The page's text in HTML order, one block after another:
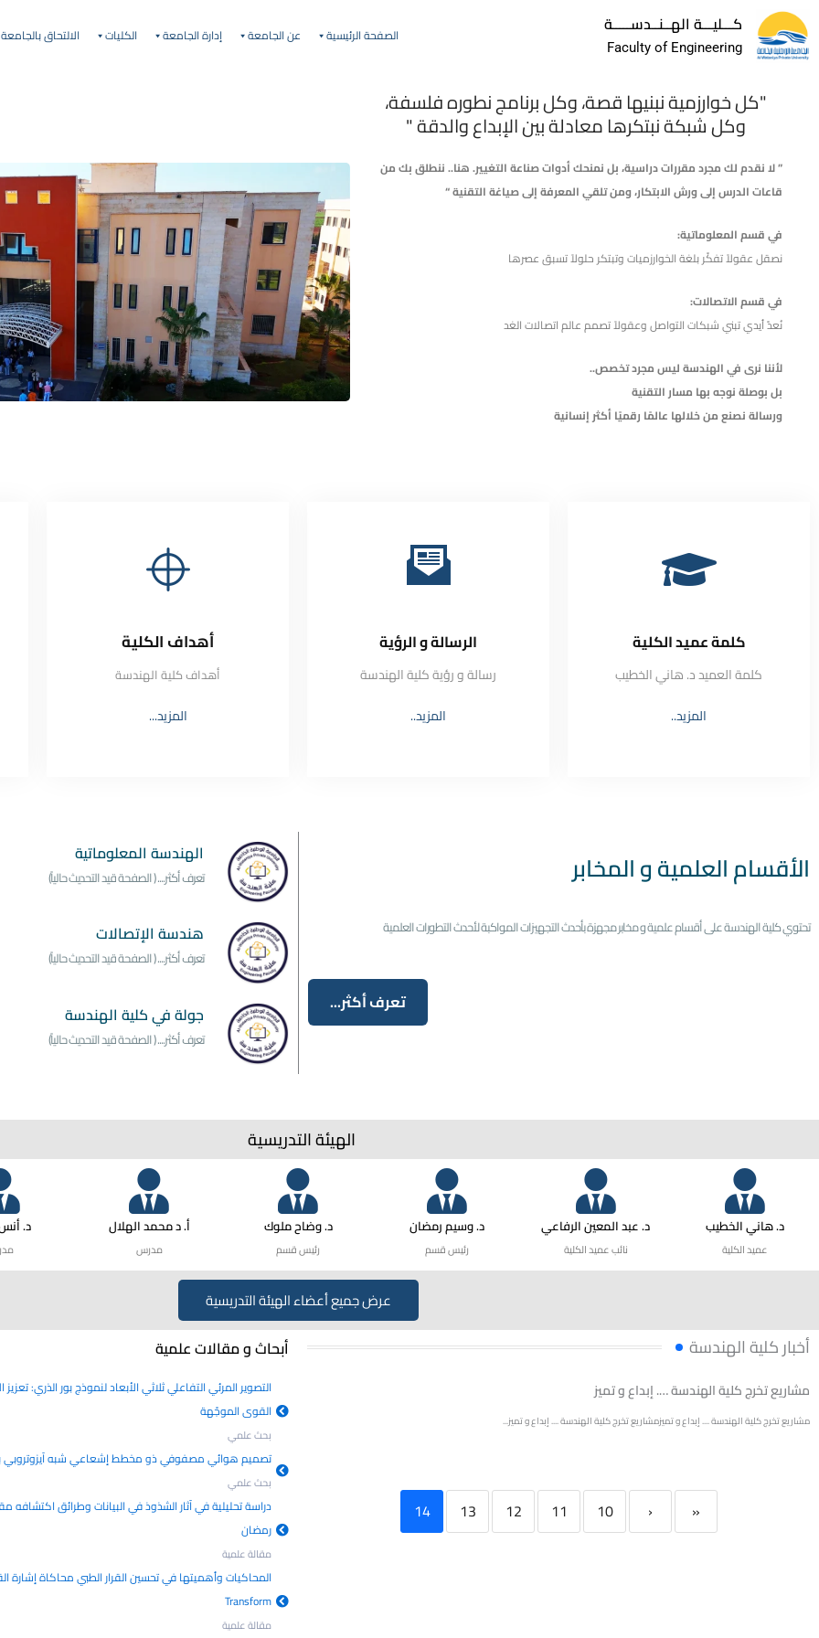
كـــليـــة الهــنــدســـــة
Faculty of Engineering
الصفحة الرئيسية عن الجامعة إدارة الجامعة الكليات الالتحاق بالجامعة
"كل خوارزمية نبنيها قصة، وكل برنامج نطوره فلسفة،
وكل شبكة نبتكرها معادلة بين الإبداع والدقة "
” لا نقدم لك مجرد مقررات دراسية، بل نمنحك أدوات صناعة التغيير. هنا.. ننطلق بك من
قاعات الدرس إلى ورش الابتكار، ومن تلقي المعرفة إلى صياغة التقنية “
في قسم المعلوماتية:
نصقل عقولاً تفكّر بلغة الخوارزميات وتبتكر حلولاً تسبق عصرها
في قسم الاتصالات:
نُعدّ أيدي تبني شبكات التواصل وعقولاً تصمم عالم اتصالات الغد
لأننا نرى في الهندسة ليس مجرد تخصص..
بل بوصلة نوجه بها مسار التقنية
ورسالة نصنع من خلالها عالمًا رقميًا أكثر إنسانية
كلمة عميد الكلية
كلمة العميد د. هاني الخطيب
المزيد..
الرسالة و الرؤية
رسالة و رؤية كلية الهندسة
المزيد..
أهداف الكلية
أهداف كلية الهندسة
المزيد...
الأقسام العلمية و المخابر
تحتوي كلية الهندسة على أقسام علمية و مخابر مجهزة بأحدث التجهيزات المواكبة لأحدث التطورات العلمية
تعرف أكثر...
الهندسة المعلوماتية
تعرف أكثر.... ( الصفحة قيد التحديث حالياً)
هندسة الإتصالات
تعرف أكثر.... ( الصفحة قيد التحديث حالياً)
جولة في كلية الهندسة
تعرف أكثر.... ( الصفحة قيد التحديث حالياً)
الهيئة التدريسية
د. هاني الخطيب
عميد الكلية
د. عبد المعين الرفاعي
نائب عميد الكلية
د. وسيم رمضان
رئيس قسم
د. وضاح ملوك
رئيس قسم
أ. د محمد الهلال
مدرس
د.
عرض جميع أعضاء الهيئة التدريسية
أخبار كلية الهندسة
مشاريع تخرج كلية الهندسة …. إبداع و تميز
مشاريع تخرج كلية الهندسة .... إبداع و تميزمشاريع تخرج كلية الهندسة .... إبداع و تميز...
«
‹
10
11
12
13
14
أبحاث و مقالات علمية
القوى الموجّهة
بحث علمي
تصميم هوائي مصفوفي ذو مخطط إشعاعي شبه آيزوتروبي
بحث علمي
دراسة تحليلية في آثار الشذوذ في البيانات وطرائق اكتشافه
رمضان
مقالة علمية
Transform
مقالة علمية